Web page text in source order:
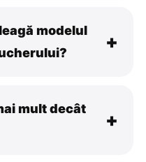
modelul
mult decât